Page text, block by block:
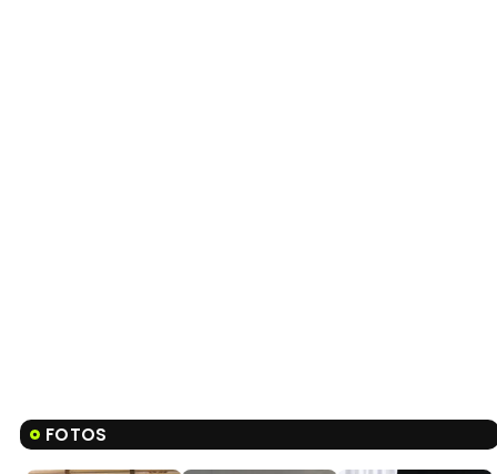
FOTOS